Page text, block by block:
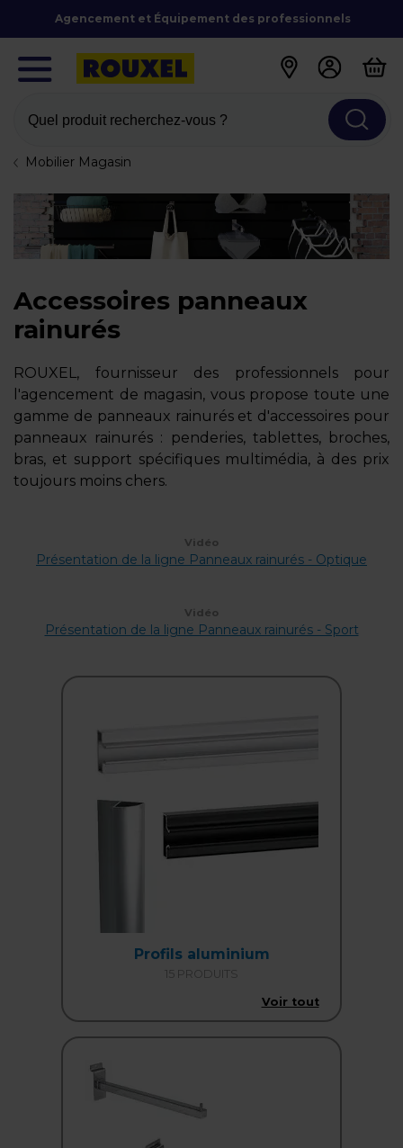
Agencement et Équipement des professionnels
Quel produit recherchez-vous ?
Mobilier Magasin
Accessoires panneaux
rainurés
ROUXEL, fournisseur des professionnels pour
l'agencement de magasin, vous propose toute une
gamme de panneaux rainurés et d'accessoires pour
panneaux rainurés : penderies, tablettes, broches,
bras, et support spécifiques multimédia, à des prix
toujours moins chers.
Vidéo
Présentation de la ligne Panneaux rainurés - Optique
Vidéo
Présentation de la ligne Panneaux rainurés - Sport
Profils aluminium
15 PRODUITS
Voir tout